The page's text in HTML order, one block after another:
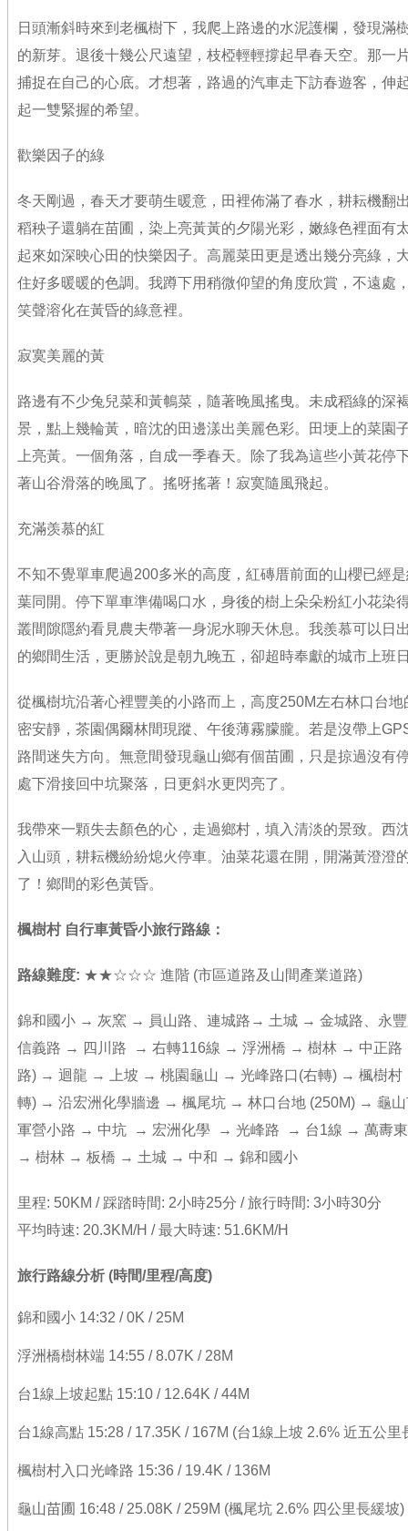
日頭漸斜時來到老楓樹下，我爬上路邊的水泥護欄，發現滿
的新芽。退後十幾公尺遠望，枝椏輕輕撐起早春天空。那一
捕捉在自己的心底。才想著，路過的汽車走下訪春遊客，伸
起一雙緊握的希望。
歡樂因子的綠
冬天剛過，春天才要萌生暖意，田裡佈滿了春水，耕耘機翻
稻秧子還躺在苗圃，染上亮黃黃的夕陽光彩，嫩綠色裡面有
起來如深映心田的快樂因子。高麗菜田更是透出幾分亮綠，
住好多暖暖的色調。我蹲下用稍微仰望的角度欣賞，不遠處
笑聲溶化在黃昏的綠意裡。
寂寞美麗的黃
路邊有不少兔兒菜和黃鵪菜，隨著晚風搖曳。未成稻綠的深
景，點上幾輪黃，暗沈的田邊漾出美麗色彩。田埂上的菜園
上亮黃。一個角落，自成一季春天。除了我為這些小黃花停
著山谷滑落的晚風了。搖呀搖著！寂寞隨風飛起。
充滿羡慕的紅
不知不覺單車爬過200多米的高度，紅磚厝前面的山櫻已經
葉同開。停下單車準備喝口水，身後的樹上朵朵粉紅小花染
叢間隙隱約看見農夫帶著一身泥水聊天休息。我羨慕可以日
的鄉間生活，更勝於說是朝九晚五，卻超時奉獻的城市上班
從楓樹坑沿著心裡豐美的小路而上，高度250M左右林口台地
密安靜，茶園偶爾林間現蹤、午後薄霧朦朧。若是沒帶上
路間迷失方向。無意間發現龜山鄉有個苗圃，只是掠過沒有
處下滑接回中坑聚落，日更斜水更閃亮了。
我帶來一顆失去顏色的心，走過鄉村，填入清淡的景致。西
入山頭，耕耘機紛紛熄火停車。油菜花還在開，開滿黃澄澄
了！鄉間的彩色黃昏。
楓樹村 自行車黃昏小旅行路線：
路線難度: ★★☆☆☆ 進階 (市區道路及山間產業道路)
錦和國小 → 灰窯 → 員山路、連城路→ 土城 → 金城路、永
信義路 → 四川路 → 右轉116線 → 浮洲橋 → 樹林 → 中正
路) → 迴龍 → 上坡 → 桃園龜山 → 光峰路口(右轉) → 楓樹村
轉) → 沿宏洲化學牆邊 → 楓尾坑 → 林口台地 (250M) → 龜
軍營小路 → 中坑 → 宏洲化學 → 光峰路 → 台1線 → 萬夀
→ 樹林 → 板橋 → 土城 → 中和 → 錦和國小
里程: 50KM / 踩踏時間: 2小時25分 / 旅行時間: 3小時30分
平均時速: 20.3KM/H / 最大時速: 51.6KM/H
旅行路線分析 (時間/里程/高度)
錦和國小 14:32 / 0K / 25M
浮洲橋樹林端 14:55 / 8.07K / 28M
台1線上坡起點 15:10 / 12.64K / 44M
台1線高點 15:28 / 17.35K / 167M (台1線上坡 2.6% 近五公里
楓樹村入口光峰路 15:36 / 19.4K / 136M
龜山苗圃 16:48 / 25.08K / 259M (楓尾坑 2.6% 四公里長緩坡)